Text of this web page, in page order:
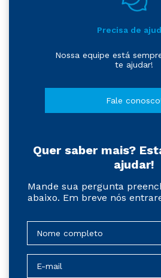
Precisa de
Nossa equipe está
te ajudar!
Fale
Quer saber mais?
ajudar!
Mande sua pergunta
abaixo. Em breve nós